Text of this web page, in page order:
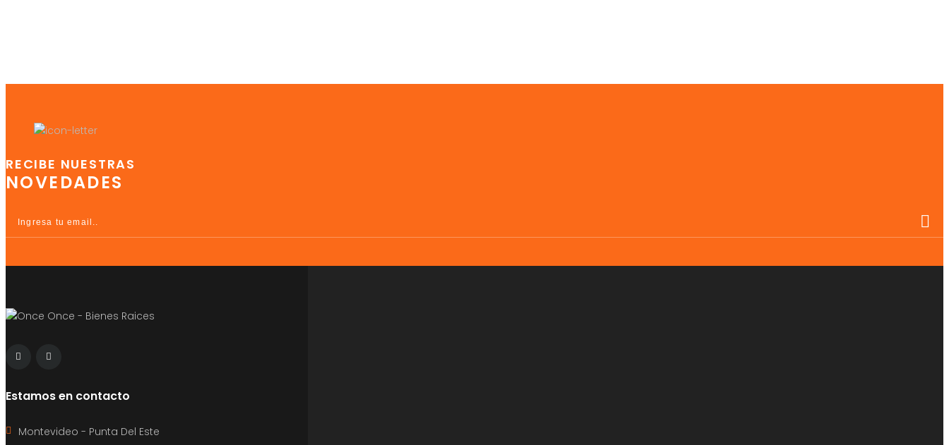
RECIBE NUESTRAS
NOVEDADES
Estamos en contacto
Montevideo - Punta Del Este